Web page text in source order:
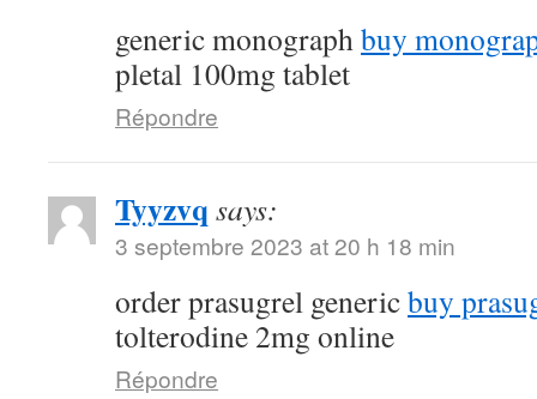
generic monographbuy
pletal 100mg tablet
Répondre
Tyyzvq says:
3 septembre 2023 at 20 h 18 min
order prasugrel genericbuy
tolterodine 2mg online
Répondre